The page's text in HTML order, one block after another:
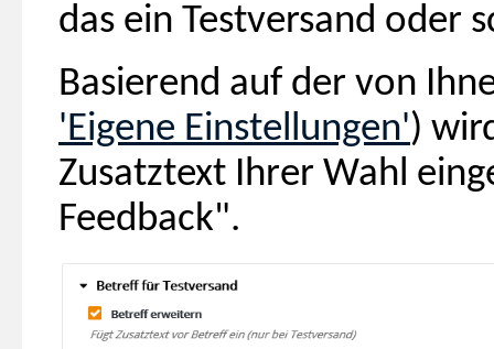
das ein Testversand oder
Basierend auf der von
'Eigene Einstellungen')
Zusatztext Ihrer Wahl
Feedback".